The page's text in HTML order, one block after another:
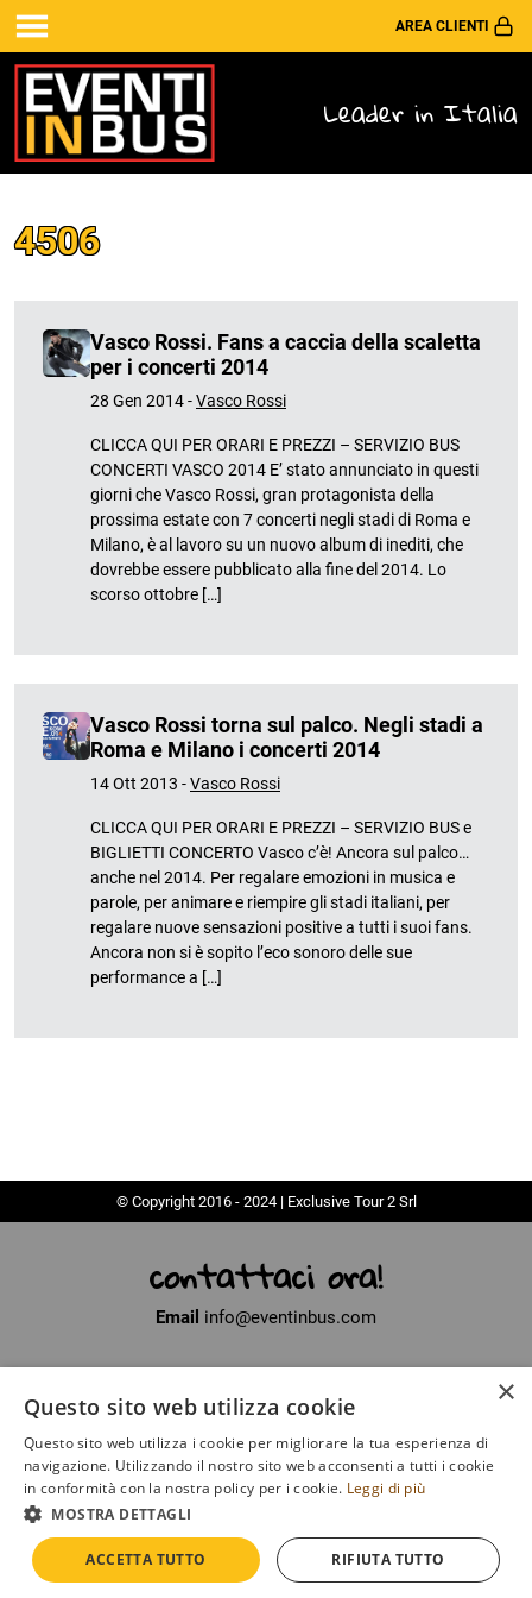
AREA CLIENTI
Leader in Italia
4506
Vasco Rossi. Fans a caccia della scaletta
per i concerti 2014
28 Gen 2014 -Vasco Rossi
CLICCA QUI PER ORARI E PREZZI – SERVIZIO BUS
CONCERTI VASCO 2014 E’ stato annunciato in questi
giorni che Vasco Rossi, gran protagonista della
prossima estate con 7 concerti negli stadi di Roma e
Milano, è al lavoro su un nuovo album di inediti, che
dovrebbe essere pubblicato alla fine del 2014. Lo
scorso ottobre […]
Vasco Rossi torna sul palco. Negli stadi a
Roma e Milano i concerti 2014
14 Ott 2013 -Vasco Rossi
CLICCA QUI PER ORARI E PREZZI – SERVIZIO BUS e
BIGLIETTI CONCERTO Vasco c’è! Ancora sul palco…
anche nel 2014. Per regalare emozioni in musica e
parole, per animare e riempire gli stadi italiani, per
regalare nuove sensazioni positive a tutti i suoi fans.
Ancora non si è sopito l’eco sonoro delle sue
performance a […]
© Copyright 2016 - 2024 | Exclusive Tour 2 Srl
contattaci ora!
Email info@eventinbus.com
Partita Iva01371040450
Iscritto al registro delle Imprese di La Spezia
Numero di iscrizioneSP - 135649
DEVELOPED BY EMOTION DESIGN
×
Questo sito web utilizza cookie
Questo sito web utilizza i cookie per migliorare la tua esperienza di
navigazione. Utilizzando il nostro sito web acconsenti a tutti i cookie
in conformità con la nostra policy per i cookie. Leggi di più
MOSTRA DETTAGLI
ACCETTA TUTTO RIFIUTA TUTTO